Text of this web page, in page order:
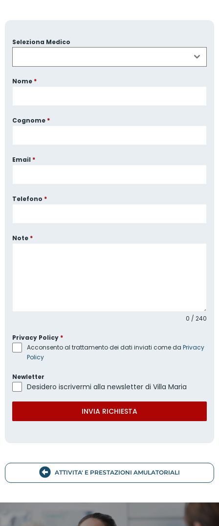
Seleziona Medico
Nome *
Cognome *
Email *
Telefono *
Note *
0 / 240
Privacy Policy *
Acconsento al trattamento dei dati inviati come da Privacy
Policy
Newletter
Desidero iscrivermi alla newsletter di Villa Maria
INVIA RICHIESTA
ATTIVITA' E PRESTAZIONI AMULATORIALI